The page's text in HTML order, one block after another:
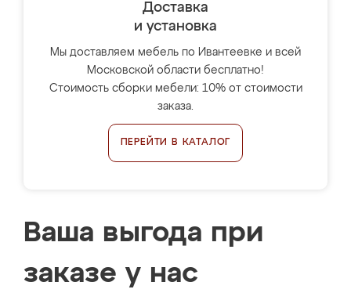
Доставка
и установка
Мы доставляем мебель по Ивантеевке и всей
Московской области бесплатно!
Стоимость сборки мебели: 10% от стоимости
заказа.
ПЕРЕЙТИ В КАТАЛОГ
Ваша выгода при
заказе у нас